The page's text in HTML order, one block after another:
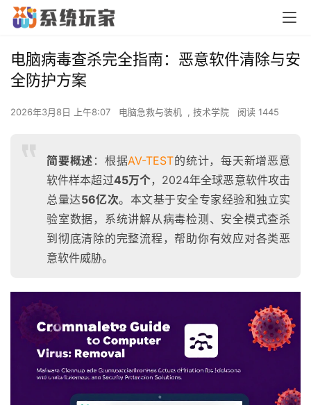
电脑病毒查杀完全指南：恶意软件清除与安
全防护方案
2026年3月8日 上午8:07 电脑急救与装机 , 技术学院 阅读 1445
简要概述 ：根据AV-TEST的统计，每天新增恶意
软件样本超过45万个，2024年全球恶意软件攻击
总量达56亿次。本文基于安全专家经验和独立实
验室数据，系统讲解从病毒检测、安全模式查杀
到彻底清除的完整流程，帮助你有效应对各类恶
意软件威胁。